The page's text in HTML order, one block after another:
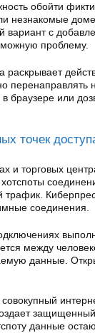
обойти
незнакомые
вариант с
проблему.
перенаправлять
браузере или
точек
и торговых
трафик.
соединения.
между
данные.
данные